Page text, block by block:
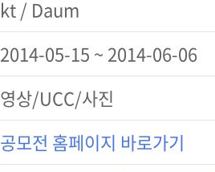
kt / Daum
2014-05-15 ~ 2014-06-06
영상/UCC/사진
공모전 홈페이지 바로가기